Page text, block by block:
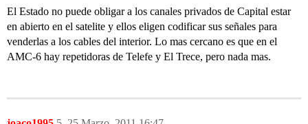
El Estado no puede obligar a los canales privados de Capital estar
en abierto en el satelite y ellos eligen codificar sus señales para
venderlas a los cables del interior. Lo mas cercano es que en el
AMC-6 hay repetidoras de Telefe y El Trece, pero nada mas.